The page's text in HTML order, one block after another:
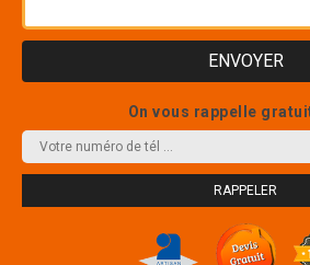
On vous rappelle